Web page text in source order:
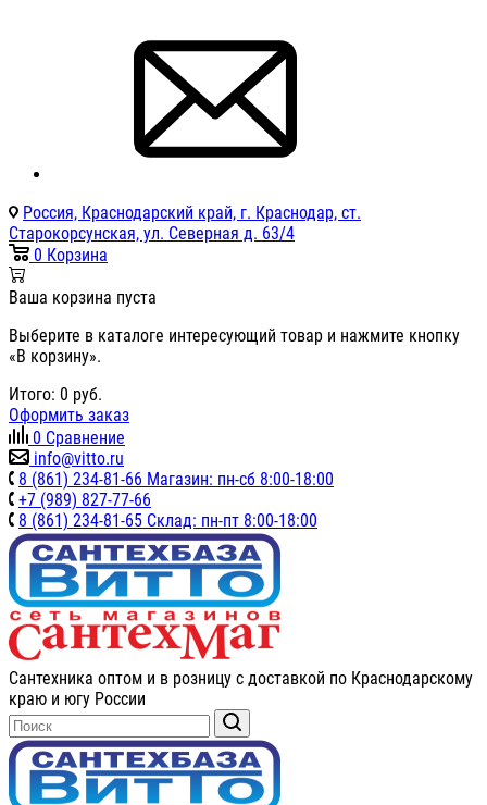
Россия, Краснодарский край, г. Краснодар, ст.
Старокорсунская, ул. Северная д. 63/4
0 Корзина
Ваша корзина пуста
Выберите в каталоге интересующий товар и нажмите кнопку
«В корзину».
Итого: 0 руб.
Оформить заказ
0 Сравнение
info@vitto.ru
8 (861) 234-81-66 Магазин: пн-сб 8:00-18:00
+7 (989) 827-77-66
8 (861) 234-81-65 Склад: пн-пт 8:00-18:00
Сантехника оптом и в розницу с доставкой по Краснодарскому
краю и югу России